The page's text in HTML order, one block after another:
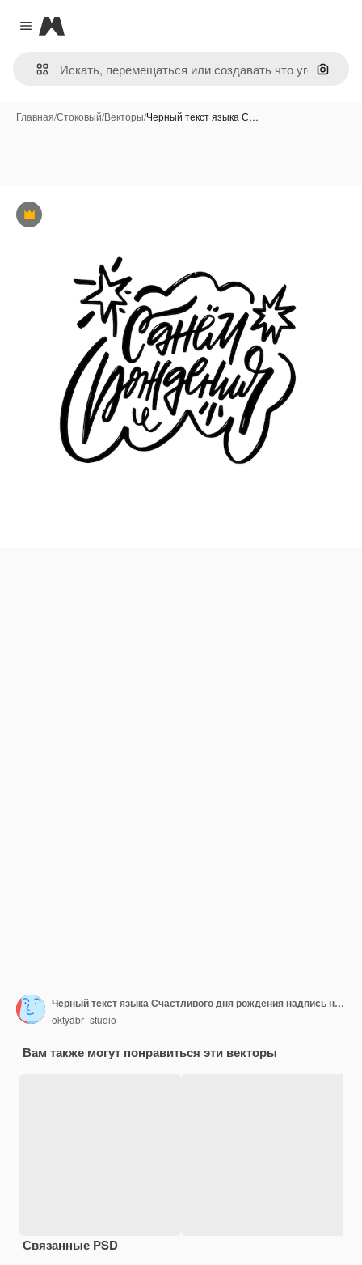
Close menu
Magnific
Поиск
Главная/Стоковый/Векторы/Черный текст языка С…
Премиум
Черный текст языка Счастливого дня рождения надпись на русском языке добавляет элегантный
oktyabr_studio
Вам также могут понравиться эти векторы
Связанные PSD